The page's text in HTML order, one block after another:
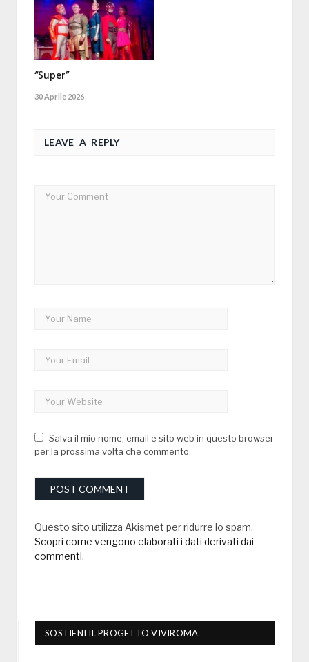
“Super”
30 Aprile 2026
LEAVE A REPLY
Salva il mio nome, email e sito web in questo browser
per la prossima volta che commento.
Questo sito utilizza Akismet per ridurre lo spam.
Scopri come vengono elaborati i dati derivati dai
commenti.
SOSTIENI IL PROGETTO VIVIROMA